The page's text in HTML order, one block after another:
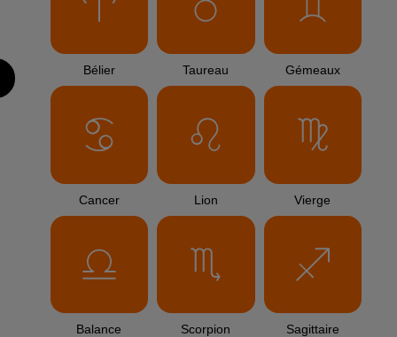
Bélier Taureau Gémeaux
Cancer Lion Vierge
Balance Scorpion Sagittaire